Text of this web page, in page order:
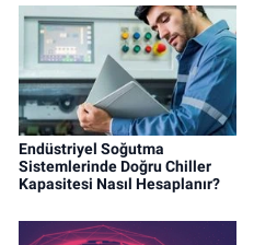
Endüstriyel Soğutma
Sistemlerinde Doğru Chiller
Kapasitesi Nasıl Hesaplanır?